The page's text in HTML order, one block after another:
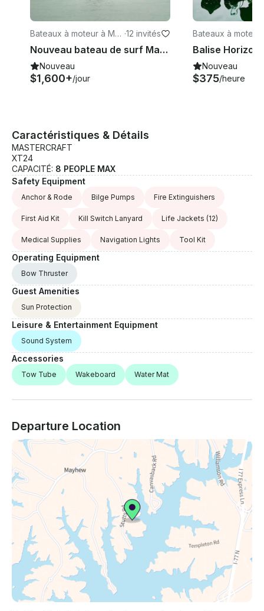
Bateaux à moteur à Mo
oresville
·12 invités
Nouveau bateau de surf Master Craft NXT24 Wake à Mooresville
Nouveau
$1,600+/jour
Bateaux à moteur
oresville
Nouveau
$375/heure
Caractéristiques & Détails
MASTERCRAFT
XT24
CAPACITÉ: 8 PEOPLE MAX
Safety Equipment
Anchor & Rode Bilge Pumps Fire Extinguishers
First Aid Kit Kill Switch Lanyard Life Jackets (12)
Medical Supplies Navigation Lights Tool Kit
Operating Equipment
Bow Thruster
Guest Amenities
Sun Protection
Leisure & Entertainment Equipment
Sound System
Accessories
Tow Tube Wakeboard Water Mat
Departure Location